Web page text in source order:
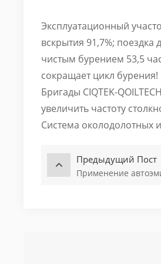
Эксплуатационный
вскрытия 91,7%;
чистым бурением 53,5
сокращает цикл бурения!
Бригады CIQTEK-
увеличить частоту
Система околодолотных
Предыдущий Пост
Применение